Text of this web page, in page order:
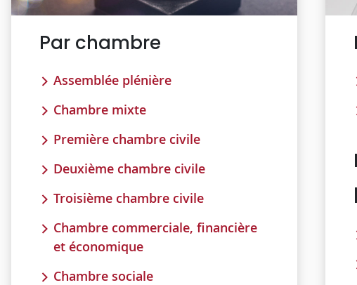
Par chambre
Assemblée plénière
Chambre mixte
Première chambre civile
Deuxième chambre civile
Troisième chambre civile
Chambre commerciale, financière
et économique
Chambre sociale